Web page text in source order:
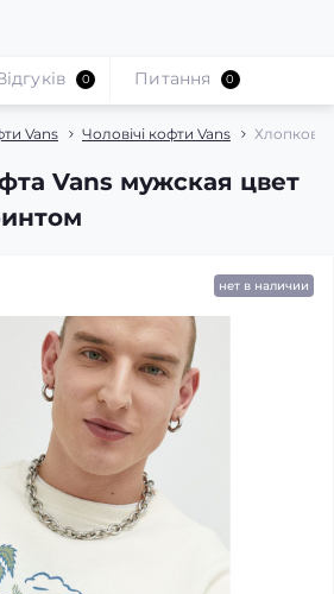
Vans Чоловічі кофти Vans
Vans мужская цвет
0 Питання 0
нет в наличии